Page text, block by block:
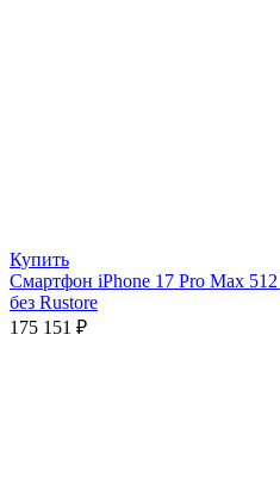
Купить
Смартфон iPhone 17 Pro Max
без Rustore
175 151 ₽